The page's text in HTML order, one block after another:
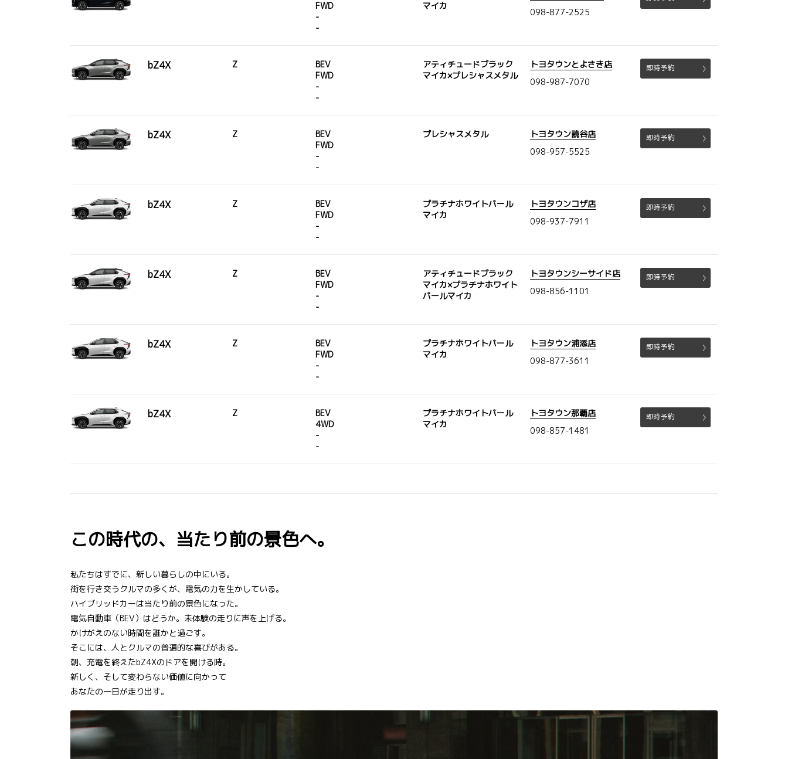
FWD
-
-
マイカ
098-877-2525
bZ4X Z
BEV
FWD
-
-
アティチュードブラック
マイカ×プレシャスメタル
トヨタウンとよさき店
098-987-7070
即時予約
bZ4X Z
BEV
FWD
-
-
プレシャスメタル
トヨタウン読谷店
098-957-5525
即時予約
bZ4X Z
BEV
FWD
-
-
プラチナホワイトパール
マイカ
トヨタウンコザ店
098-937-7911
即時予約
bZ4X Z
BEV
FWD
-
-
アティチュードブラック
マイカ×プラチナホワイト
パールマイカ
トヨタウンシーサイド店
098-856-1101
即時予約
bZ4X Z
BEV
FWD
-
-
プラチナホワイトパール
マイカ
トヨタウン浦添店
098-877-3611
即時予約
bZ4X Z
BEV
4WD
-
-
プラチナホワイトパール
マイカ
トヨタウン那覇店
098-857-1481
即時予約
この時代の、当たり前の景色へ。
私たちはすでに、新しい暮らしの中にいる。
街を行き交うクルマの多くが、電気の力を生かしている。
ハイブリッドカーは当たり前の景色になった。
電気自動車（BEV）はどうか。未体験の走りに声を上げる。
かけがえのない時間を誰かと過ごす。
そこには、人とクルマの普遍的な喜びがある。
朝、充電を終えたbZ4Xのドアを開ける時。
新しく、そして変わらない価値に向かって
あなたの一日が走り出す。